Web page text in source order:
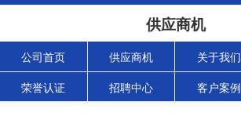
供应商机
公司首页 供应商机 关于我们
荣誉认证 招聘中心 客户案例